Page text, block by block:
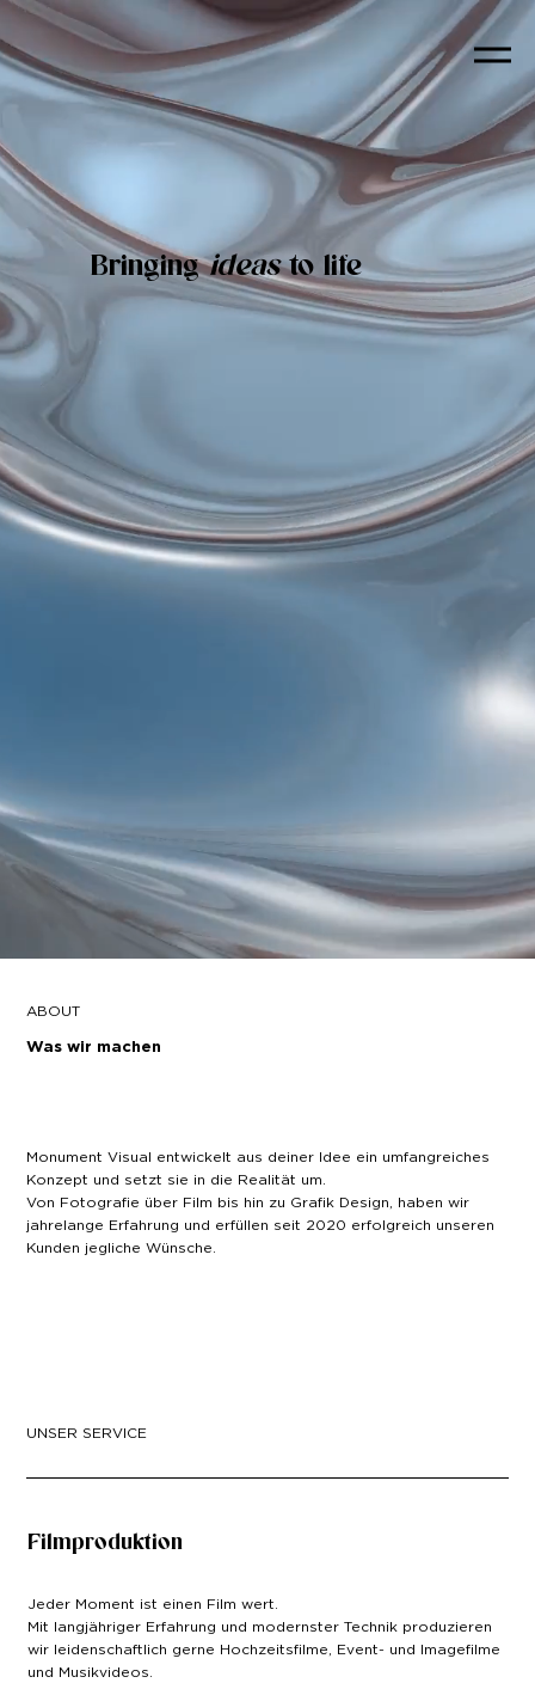
Bringingideasto life
ABOUT
Was wir machen
Monument Visual entwickelt aus deiner Idee ein umfangreiches
Konzept und setzt sie in die Realität um.
Von Fotografie über Film bis hin zu Grafik Design, haben wir
jahrelange Erfahrung und erfüllen seit 2020 erfolgreich unseren
Kunden jegliche Wünsche.
UNSER SERVICE
Filmproduktion
Jeder Moment ist einen Film wert.
Mit langjähriger Erfahrung und modernster Technik produzieren
wir leidenschaftlich gerne Hochzeitsfilme, Event- und Imagefilme
und Musikvideos.